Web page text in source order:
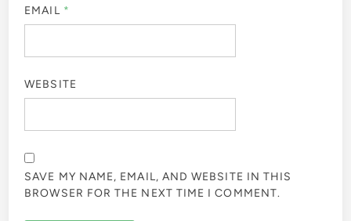
EMAIL *
WEBSITE
SAVE MY NAME, EMAIL, AND WEBSITE IN THIS
BROWSER FOR THE NEXT TIME I COMMENT.